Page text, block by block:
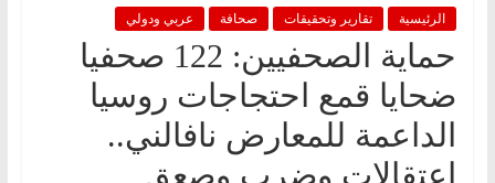
الرئيسية تقارير وتحقيقات صحافة عربي ودولي
حماية الصحفيين: 122 صحفيا
ضحايا قمع احتجاجات روسيا
الداعمة للمعارض نافالني..
اعتقالات وضرب وصعق